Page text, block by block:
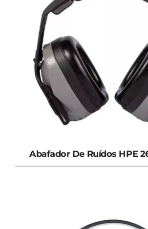
Abafador De Ruídos HPE